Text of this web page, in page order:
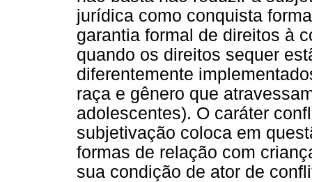
jurídica como conquista
garantia formal de direitos à
quando os direitos sequer
diferentemente
raça e gênero que
adolescentes). O caráter
subjetivação coloca em
formas de relação com
sua condição de ator de